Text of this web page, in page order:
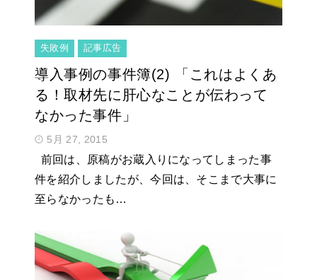
失敗例 記事広告
導入事例の事件簿(2) 「これはよくあ
る！取材先に肝心なことが伝わって
なかった事件」
5月 27, 2015
前回は、原稿がお蔵入りになってしまった事
件を紹介しましたが、今回は、そこまで大事に
至らなかったも…